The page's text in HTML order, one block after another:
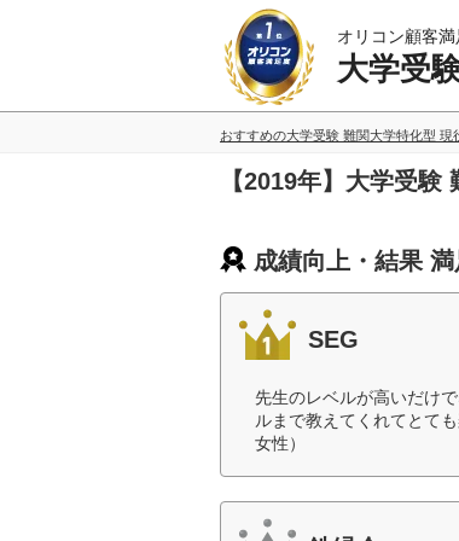
オリコン顧客
大学受
おすすめの大学受験 難関大学特化型 現
【2019年】大学受
成績向上・結果
SEG
先生のレベルが高いだけ
ルまで教えてくれてとて
女性）